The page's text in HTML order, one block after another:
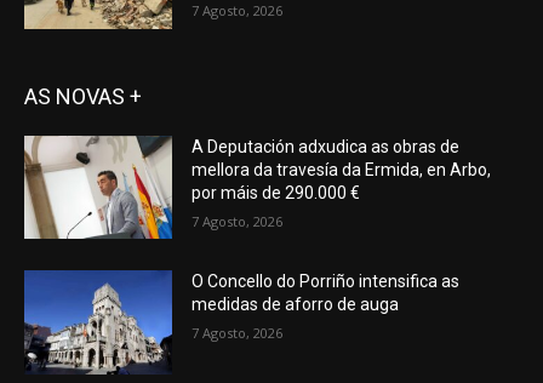
7 Agosto, 2026
AS NOVAS +
A Deputación adxudica as obras de
mellora da travesía da Ermida, en Arbo,
por máis de 290.000 €
7 Agosto, 2026
O Concello do Porriño intensifica as
medidas de aforro de auga
7 Agosto, 2026